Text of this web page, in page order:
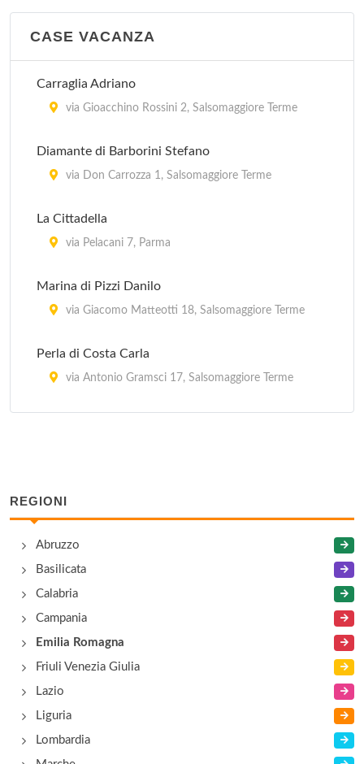
CASE VACANZA
Carraglia Adriano
via Gioacchino Rossini 2, Salsomaggiore Terme
Diamante di Barborini Stefano
via Don Carrozza 1, Salsomaggiore Terme
La Cittadella
via Pelacani 7, Parma
Marina di Pizzi Danilo
via Giacomo Matteotti 18, Salsomaggiore Terme
Perla di Costa Carla
via Antonio Gramsci 17, Salsomaggiore Terme
REGIONI
Abruzzo
Basilicata
Calabria
Campania
Emilia Romagna
Friuli Venezia Giulia
Lazio
Liguria
Lombardia